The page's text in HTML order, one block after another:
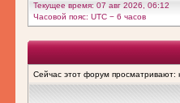
Текущее время: 07 авг 2026, 06:12
Часовой пояс: UTC − 6 часов
Сейчас этот форум просматривают: